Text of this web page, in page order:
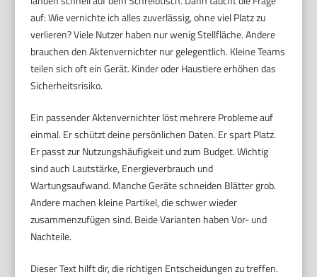
auf: Wie vernichte ich alles zuverlässig, ohne viel Platz zu
verlieren? Viele Nutzer haben nur wenig Stellfläche. Andere
brauchen den Aktenvernichter nur gelegentlich. Kleine Teams
teilen sich oft ein Gerät. Kinder oder Haustiere erhöhen das
Sicherheitsrisiko.
Ein passender Aktenvernichter löst mehrere Probleme auf
einmal. Er schützt deine persönlichen Daten. Er spart Platz.
Er passt zur Nutzungshäufigkeit und zum Budget. Wichtig
sind auch Lautstärke, Energieverbrauch und
Wartungsaufwand. Manche Geräte schneiden Blätter grob.
Andere machen kleine Partikel, die schwer wieder
zusammenzufügen sind. Beide Varianten haben Vor- und
Nachteile.
Dieser Text hilft dir, die richtigen Entscheidungen zu treffen.